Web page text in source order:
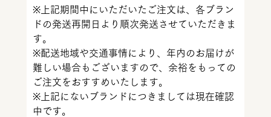
※上記期間中にいただいたご注文は、各ブラン
ドの発送再開日より順次発送させていただきま
す。
※配送地域や交通事情により、年内のお届けが
難しい場合もございますので、余裕をもっての
ご注文をおすすめいたします。
※上記にないブランドにつきましては現在確認
中です。